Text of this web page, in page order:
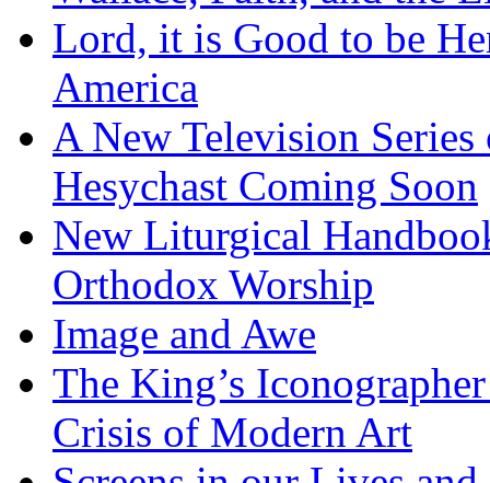
Lord, it is Good to be
America
A New Television
Hesychast Coming Soon
New Liturgical
Orthodox Worship
Image and Awe
The King’s
Crisis of Modern Art